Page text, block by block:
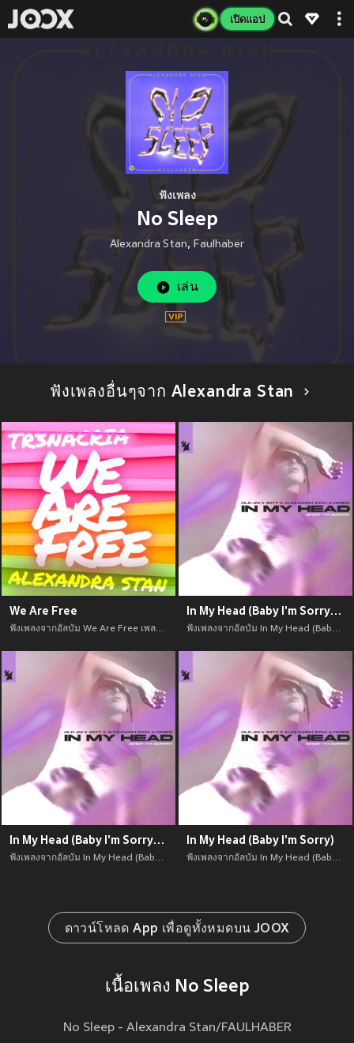
เปิดแอป
ฟังเพลง
No Sleep
Alexandra Stan, Faulhaber
เล่น
ฟังเพลงอื่นๆจาก Alexandra Stan
We Are Free
ฟังเพลงจากอัลบัม We Are Free เพลงใหม่จาก อัพเดทเพลงใหม่ล่าสุดก่อนใคร ตลอดปี 2021
In My Head (Baby I'm Sorry) (Explicit)
ฟังเพลงจากอัลบัม In My Head (Baby I'm Sorry) (Explicit) เพลงใหม่จาก อัพเดทเพลงใหม่ล่าสุดก่อนใคร ตลอดปี 2021
In My Head (Baby I'm Sorry) (Explicit)
ฟังเพลงจากอัลบัม In My Head (Baby I'm Sorry) (Explicit) เพลงใหม่จาก อัพเดทเพลงใหม่ล่าสุดก่อนใคร ตลอดปี 2021
In My Head (Baby I'm Sorry)
ฟังเพลงจากอัลบัม In My Head (Baby I'm Sorry) เพลงใหม่จาก อัพเดทเพลงใหม่ล่าสุดก่อนใคร ตลอดปี 2021
ดาวน์โหลด App เพื่อดูทั้งหมดบน JOOX
เนื้อเพลง No Sleep
No Sleep - Alexandra Stan/FAULHABER